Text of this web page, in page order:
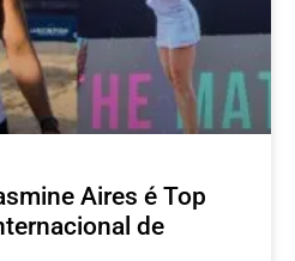
Aires é Top
de